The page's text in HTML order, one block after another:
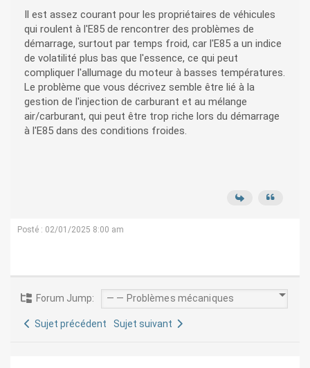
Il est assez courant pour les propriétaires de véhicules
qui roulent à l'E85 de rencontrer des problèmes de
démarrage, surtout par temps froid, car l'E85 a un indice
de volatilité plus bas que l'essence, ce qui peut
compliquer l'allumage du moteur à basses températures.
Le problème que vous décrivez semble être lié à la
gestion de l'injection de carburant et au mélange
air/carburant, qui peut être trop riche lors du démarrage
à l'E85 dans des conditions froides.
Posté : 02/01/2025 8:00 am
Forum Jump:
Sujet précédent Sujet suivant